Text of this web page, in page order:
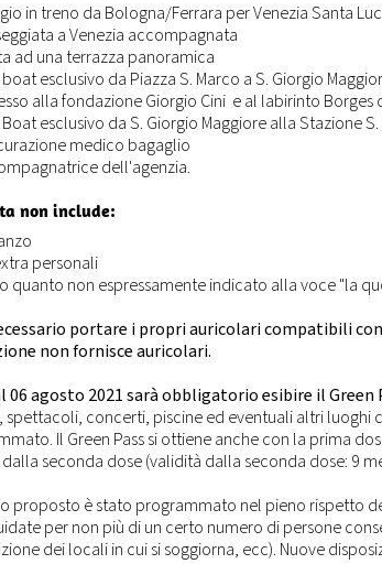
in treno da Bologna/Ferrara per Venezia Santa
a Venezia accompagnata
ad una terrazza panoramica
esclusivo da Piazza S. Marco a S. Giorgio
alla fondazione Giorgio Cini e al labirinto
esclusivo da S. Giorgio Maggiore alla Stazione
medico bagaglio
dell'agenzia.
non include:
personali
quanto non espressamente indicato alla voce "la
portare i propri auricolari compatibili
non fornisce auricolari.
06 agosto 2021 sarà obbligatorio esibire il Green
spettacoli, concerti, piscine ed eventuali altri luoghi
Il Green Pass si ottiene anche con la prima
seconda dose (validità dalla seconda dose: 9
proposto è stato programmato nel pieno rispetto
per non più di un certo numero di persone
dei locali in cui si soggiorna, ecc). Nuove